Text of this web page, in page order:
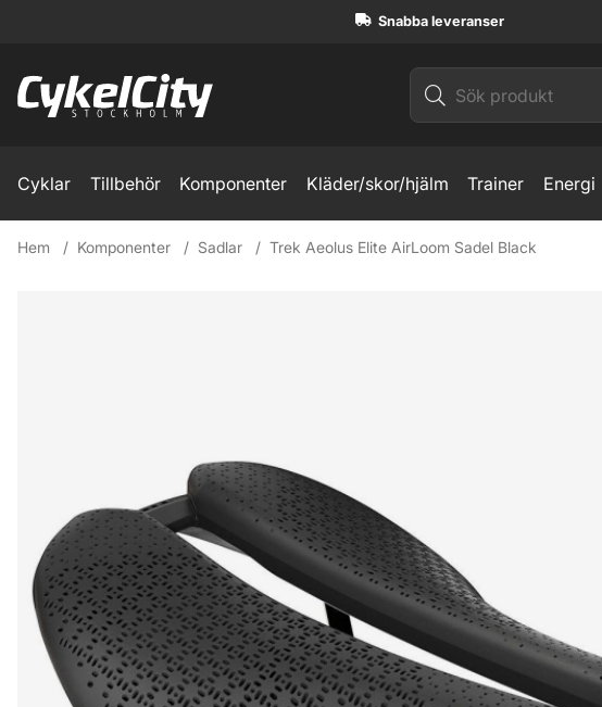
Snabba leveranser
Cyklar Tillbehör Komponenter Kläder/skor/hjälm Trainer Energi
Hem Komponenter Sadlar Trek Aeolus Elite AirLoom Sadel Black